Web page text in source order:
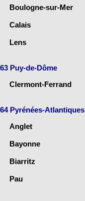
Boulogne-sur-Mer
Calais
Lens
63 Puy-de-Dôme
Clermont-Ferrand
64 Pyrénées-Atlantiques
Anglet
Bayonne
Biarritz
Pau